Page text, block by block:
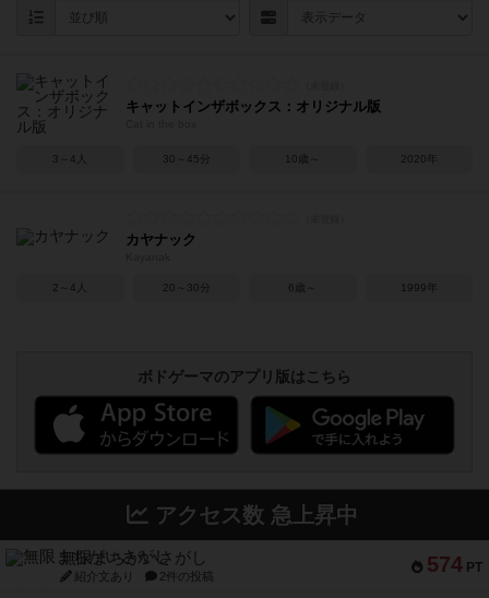
キャットインザボックス：オリジナル版
3～4人 30～45分 10歳～ 2020年
カヤナック
2～4人 20～30分 6歳～ 1999年
ボドゲーマのアプリ版はこちら
アクセス数 急上昇中
574 PT
無限まちがいさがし
紹介文あり 2件の投稿